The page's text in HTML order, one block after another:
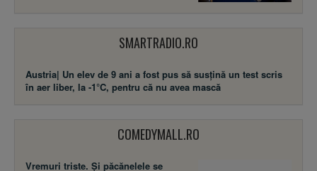
SMARTRADIO.RO
Austria| Un elev de 9 ani a fost pus să susţină un test scris
în aer liber, la -1°C, pentru că nu avea mască
COMEDYMALL.RO
Vremuri triste. Şi păcănelele se